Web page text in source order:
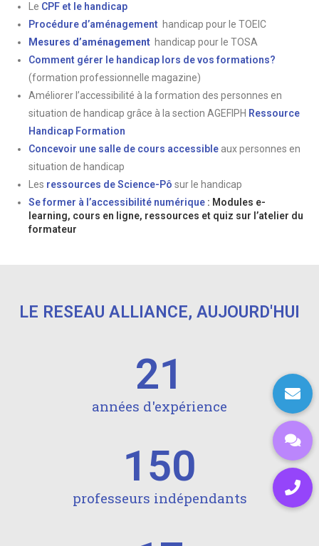
Le CPF et le handicap
Procédure d’aménagement handicap pour le TOEIC
Mesures d’aménagement handicap pour le TOSA
Comment gérer le handicap lors de vos formations?
(formation professionnelle magazine)
Améliorer l’accessibilité à la formation des personnes en
situation de handicap grâce à la section AGEFIPH Ressource
Handicap Formation
Concevoir une salle de cours accessible aux personnes en
situation de handicap
Les ressources de Science-Pô sur le handicap
Se former à l’accessibilité numérique : Modules e-
learning, cours en ligne, ressources et quiz sur l’atelier du
formateur
LE RESEAU ALLIANCE, AUJOURD'HUI
21
années d'expérience
150
professeurs indépendants